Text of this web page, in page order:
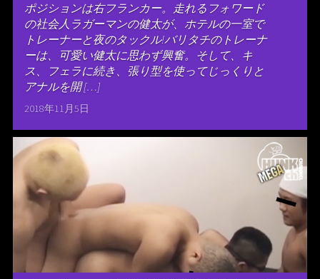
ポジションは右フランカー。走れるフォワード
の社会人ラガーマンの健太が、ホテルの一室で
トレーナーと夜のタックル!バリタチのトレーナ
ーは、可愛い健太に思わず興奮。そして、キ
ス、フェラに続き、張り型を使ってじっくりと
アナルを開 […]
2018年11月5日